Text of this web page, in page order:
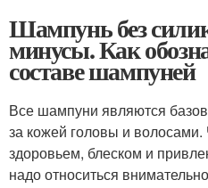
Шампунь без
минусы. Как
составе шампуней
Все шампуни являются
за кожей головы и
здоровьем, блеском и
надо относиться